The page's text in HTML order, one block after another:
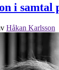
i samtal
Håkan Karlsson